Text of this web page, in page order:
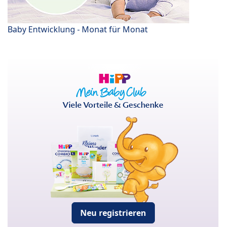
Baby Entwicklung - Monat für Monat
Viele Vorteile & Geschenke
Neu registrieren